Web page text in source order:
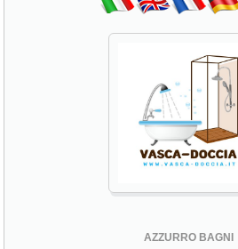
AZZURRO BAGNI